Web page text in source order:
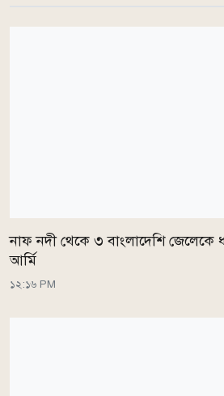
নাফ নদী থেকে ৩ বাংলাদেশি জেলেকে
আর্মি
১২:১৬ PM